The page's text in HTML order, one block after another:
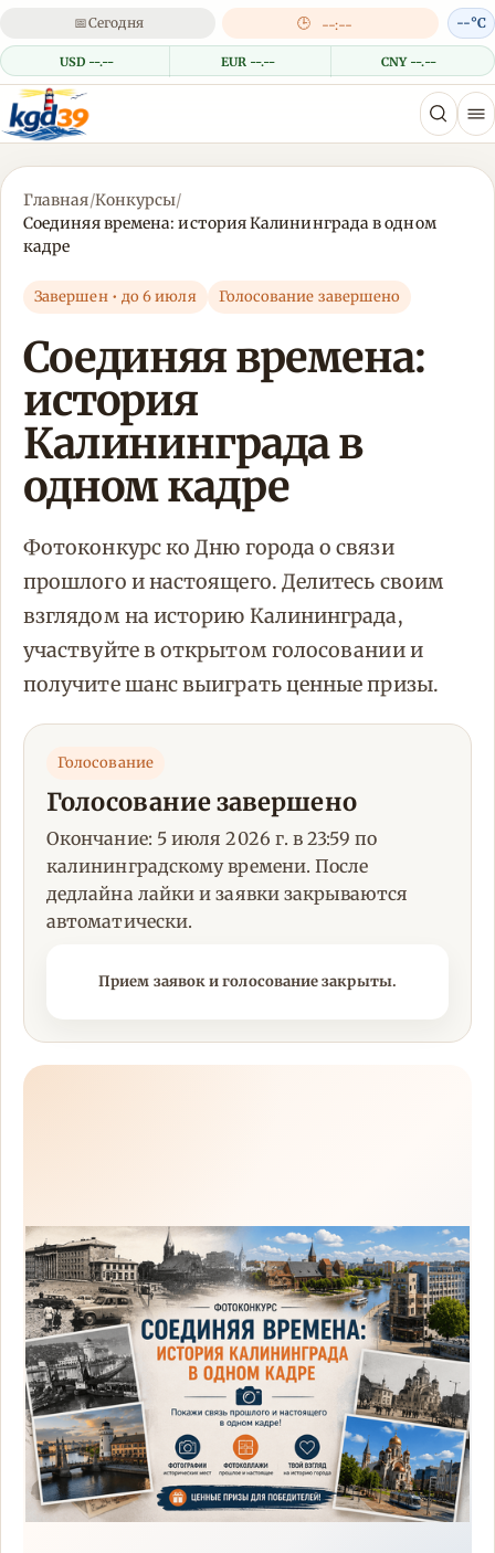
📅Сегодня 🕒 --:--
USD --.-- EUR --.-- CNY --.--
--°C
Главная/Конкурсы/
Соединяя времена: история Калининграда в одном
кадре
Завершен • до 6 июля Голосование завершено
Соединяя времена:
история
Калининграда в
одном кадре
Фотоконкурс ко Дню города о связи
прошлого и настоящего. Делитесь своим
взглядом на историю Калининграда,
участвуйте в открытом голосовании и
получите шанс выиграть ценные призы.
Голосование
Голосование завершено
Окончание: 5 июля 2026 г. в 23:59 по
калининградскому времени. После
дедлайна лайки и заявки закрываются
автоматически.
Прием заявок и голосование закрыты.